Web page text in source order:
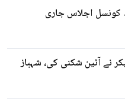
کونسل اجلاس جاری
نے آئین شکنی کی، شہباز